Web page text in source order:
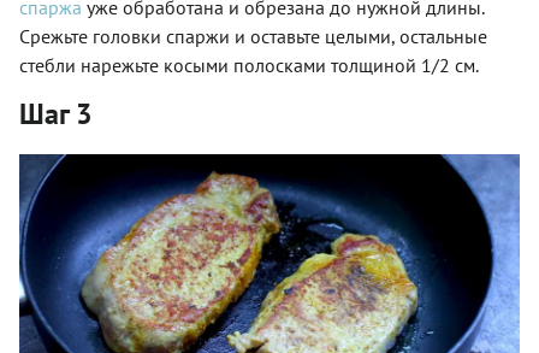
спаржа уже обработана и обрезана до нужной длины.
Срежьте головки спаржи и оставьте целыми, остальные
стебли нарежьте косыми полосками толщиной 1/2 см.
Шаг 3